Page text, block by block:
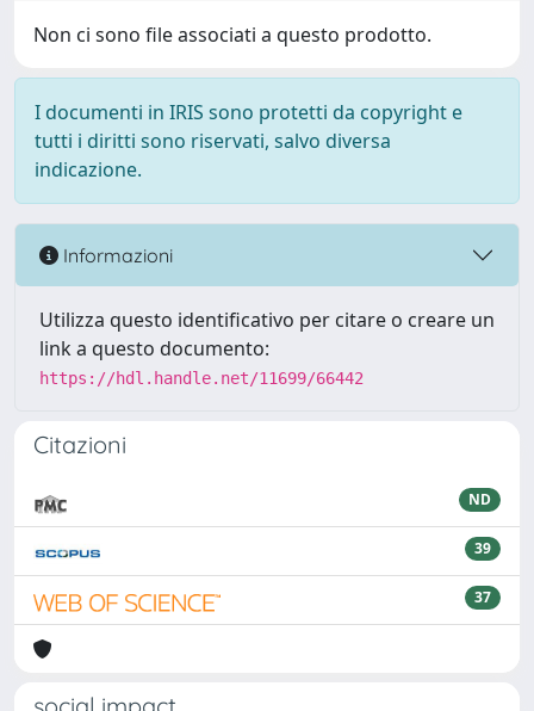
Non ci sono file associati a questo prodotto.
I documenti in IRIS sono protetti da copyright e
tutti i diritti sono riservati, salvo diversa
indicazione.
Informazioni
Utilizza questo identificativo per citare o creare un
link a questo documento:
https://hdl.handle.net/11699/66442
Citazioni
ND
39
37